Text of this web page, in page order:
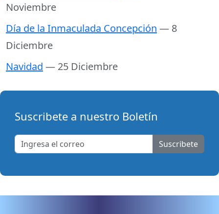
Noviembre
Día de la Inmaculada Concepción — 8
Diciembre
Navidad — 25 Diciembre
Suscribete a nuestro Boletín
Suscribete